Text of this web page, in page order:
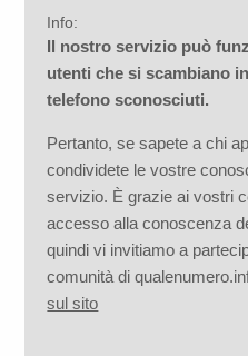
Info:
Il nostro servizio può
utenti che si scambiano
telefono sconosciuti.
Pertanto, se sapete a chi
condividete le vostre
servizio. È grazie ai vostri
accesso alla conoscenza
quindi vi invitiamo a
comunità di
sul sito